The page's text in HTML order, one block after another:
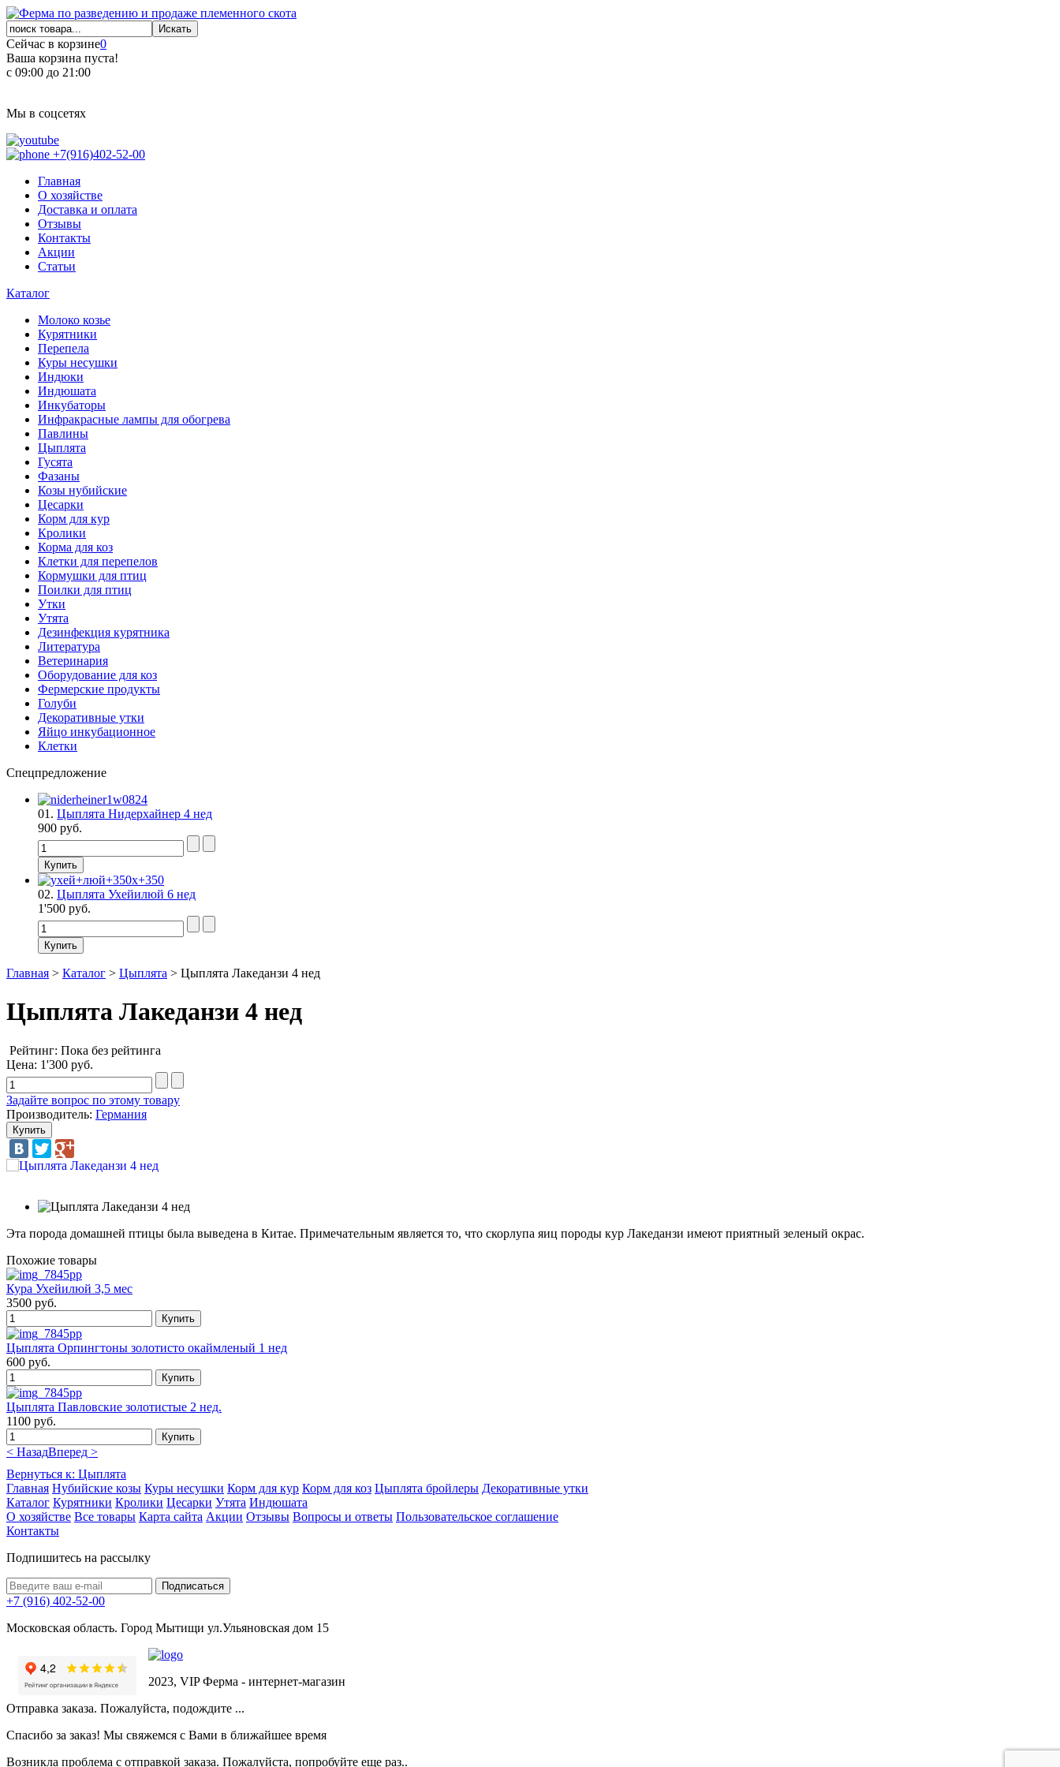
Сейчас в корзине0
Ваша корзина пуста!
с 09:00 до 21:00
Мы в соцсетях
+7(916)402-52-00
Главная
О хозяйстве
Доставка и оплата
Отзывы
Контакты
Акции
Статьи
Каталог
Молоко козье
Курятники
Перепела
Куры несушки
Индюки
Индюшата
Инкубаторы
Инфракрасные лампы для обогрева
Павлины
Цыплята
Гусята
Фазаны
Козы нубийские
Цесарки
Корм для кур
Кролики
Корма для коз
Клетки для перепелов
Кормушки для птиц
Поилки для птиц
Утки
Утята
Дезинфекция курятника
Литература
Ветеринария
Оборудование для коз
Фермерские продукты
Голуби
Декоративные утки
Яйцо инкубационное
Клетки
Спецпредложение
01. Цыплята Нидерхайнер 4 нед
900 руб.
02. Цыплята Ухейилюй 6 нед
1'500 руб.
Главная > Каталог > Цыплята > Цыплята Лакеданзи 4 нед
Цыплята Лакеданзи 4 нед
Рейтинг: Пока без рейтинга
Цена: 1'300 руб.
Задайте вопрос по этому товару
Производитель: Германия
Эта порода домашней птицы была выведена в Китае. Примечательным является то, что скорлупа яиц породы кур Лакеданзи имеют приятный зеленый окрас.
Похожие товары
Кура Ухейилюй 3,5 мес
3500 руб.
Цыплята Орпингтоны золотисто окаймленый 1 нед
600 руб.
Цыплята Павловские золотистые 2 нед.
1100 руб.
< НазадВперед >
Вернуться к: Цыплята
Главная Нубийские козы Куры несушки Корм для кур Корм для коз Цыплята бройлеры Декоративные утки
Каталог Курятники Кролики Цесарки Утята Индюшата
О хозяйстве Все товары Карта сайта Акции Отзывы Вопросы и ответы Пользовательское соглашение
Контакты
Подпишитесь на рассылку
+7 (916) 402-52-00
Московская область. Город Мытищи ул.Ульяновская дом 15
2023, VIP Ферма - интернет-магазин
Отправка заказа. Пожалуйста, подождите ...
Спасибо за заказ! Мы свяжемся с Вами в ближайшее время
Возникла проблема с отправкой заказа. Пожалуйста, попробуйте еще раз..